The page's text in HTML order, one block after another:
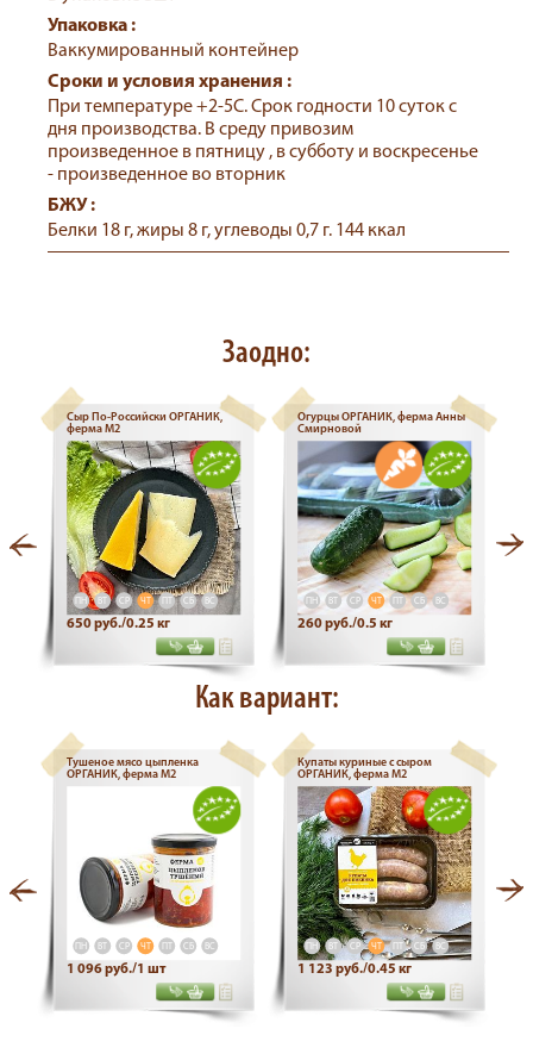
Упаковка :
Ваккумированный контейнер
Сроки и условия хранения :
При температуре +2-5С. Срок годности 10 суток с
дня производства. В среду привозим
произведенное в пятницу , в субботу и воскресенье
- произведенное во вторник
БЖУ :
Белки 18 г, жиры 8 г, углеводы 0,7 г. 144 ккал
Заодно:
Сыр По-Российски ОРГАНИК,
ферма М2
ПН ВТ СР ЧТ ПТ СБ ВС
650 руб./0.25 кг
Огурцы ОРГАНИК, ферма Анны
Смирновой
ПН ВТ СР ЧТ ПТ СБ ВС
260 руб./0.5 кг
Как вариант:
Тушеное мясо цыпленка
ОРГАНИК, ферма М2
ПН ВТ СР ЧТ СБ ВС
1 096 руб./1 шт
Купаты куриные с сыром
ОРГАНИК, ферма М2
ПН ВТ СР ЧТ СБ ВС
1 123 руб./0.45 кг